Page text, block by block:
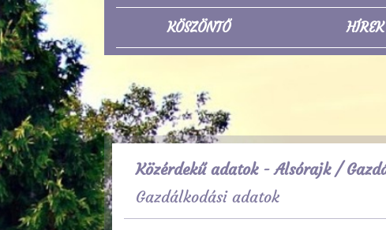
KÖSZÖNTŐ HÍREK
Közérdekű adatok - Alsórajk/
Gazdálkodási adatok